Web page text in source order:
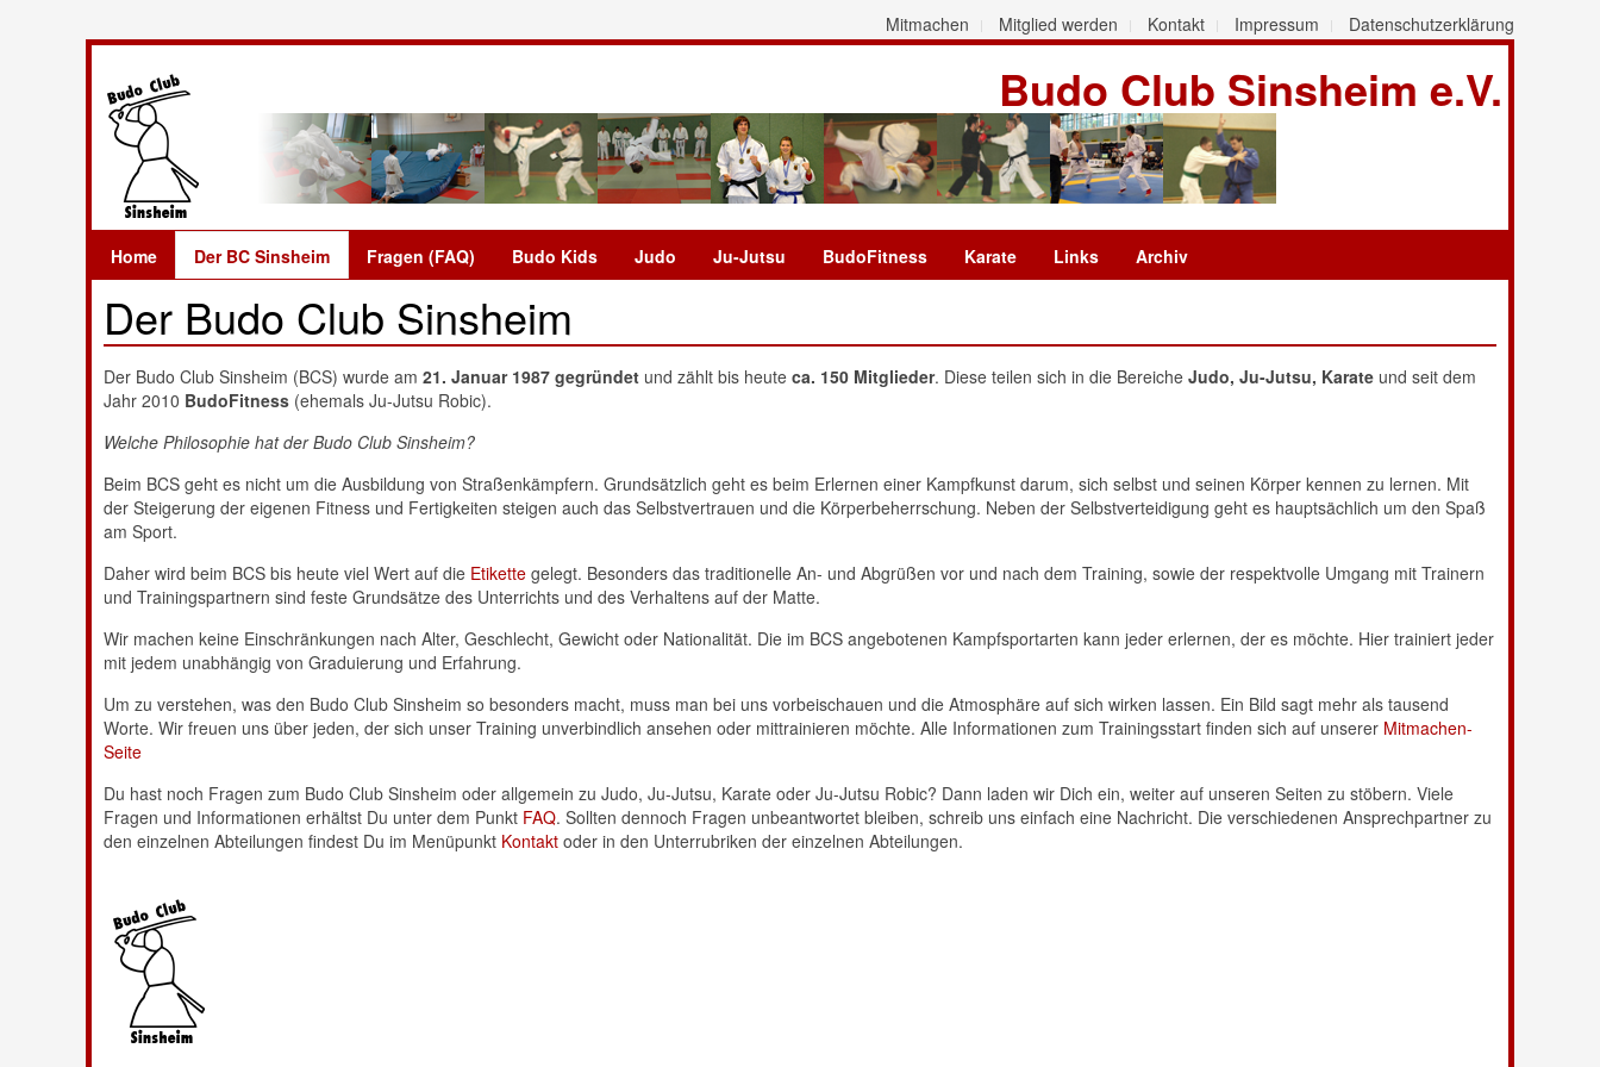
Mitmachen Mitglied werden Kontakt Impressum Datenschutzerklärung
Budo Club Sinsheim e.V.
Home Der BC Sinsheim Fragen (FAQ) Budo Kids Judo Ju-Jutsu BudoFitness Karate Links Archiv
Der Budo Club Sinsheim
Der Budo Club Sinsheim (BCS) wurde am 21. Januar 1987 gegründet und zählt bis heute ca. 150 Mitglieder. Diese teilen sich in die Bereiche Judo, Ju-Jutsu, Karate und seit dem
Jahr 2010 BudoFitness (ehemals Ju-Jutsu Robic).
Welche Philosophie hat der Budo Club Sinsheim?
Beim BCS geht es nicht um die Ausbildung von Straßenkämpfern. Grundsätzlich geht es beim Erlernen einer Kampfkunst darum, sich selbst und seinen Körper kennen zu lernen. Mit
der Steigerung der eigenen Fitness und Fertigkeiten steigen auch das Selbstvertrauen und die Körperbeherrschung. Neben der Selbstverteidigung geht es hauptsächlich um den Spaß
am Sport.
Daher wird beim BCS bis heute viel Wert auf die Etikette gelegt. Besonders das traditionelle An- und Abgrüßen vor und nach dem Training, sowie der respektvolle Umgang mit Trainern
und Trainingspartnern sind feste Grundsätze des Unterrichts und des Verhaltens auf der Matte.
Wir machen keine Einschränkungen nach Alter, Geschlecht, Gewicht oder Nationalität. Die im BCS angebotenen Kampfsportarten kann jeder erlernen, der es möchte. Hier trainiert jeder
mit jedem unabhängig von Graduierung und Erfahrung.
Um zu verstehen, was den Budo Club Sinsheim so besonders macht, muss man bei uns vorbeischauen und die Atmosphäre auf sich wirken lassen. Ein Bild sagt mehr als tausend
Worte. Wir freuen uns über jeden, der sich unser Training unverbindlich ansehen oder mittrainieren möchte. Alle Informationen zum Trainingsstart finden sich auf unserer Mitmachen-
Seite
Du hast noch Fragen zum Budo Club Sinsheim oder allgemein zu Judo, Ju-Jutsu, Karate oder Ju-Jutsu Robic? Dann laden wir Dich ein, weiter auf unseren Seiten zu stöbern. Viele
Fragen und Informationen erhältst Du unter dem Punkt FAQ. Sollten dennoch Fragen unbeantwortet bleiben, schreib uns einfach eine Nachricht. Die verschiedenen Ansprechpartner zu
den einzelnen Abteilungen findest Du im Menüpunkt Kontakt oder in den Unterrubriken der einzelnen Abteilungen.